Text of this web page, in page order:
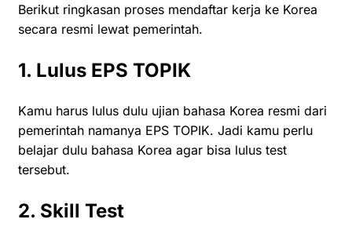
Berikut ringkasan proses mendaftar kerja ke Korea
secara resmi lewat pemerintah.
1. Lulus EPS TOPIK
Kamu harus lulus dulu ujian bahasa Korea resmi dari
pemerintah namanya EPS TOPIK. Jadi kamu perlu
belajar dulu bahasa Korea agar bisa lulus test
tersebut.
2. Skill Test